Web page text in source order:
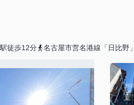
徒歩12分 名古屋市営名港線「日比野